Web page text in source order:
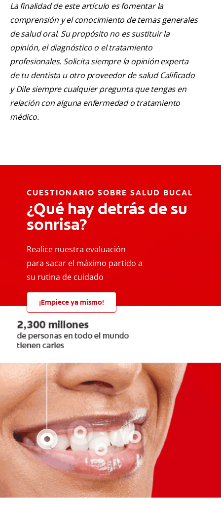
La finalidad de este artículo es fomentar la
comprensión y el conocimiento de temas generales
de salud oral. Su propósito no es sustituir la
opinión, el diagnóstico o el tratamiento
profesionales. Solicita siempre la opinión experta
de tu dentista u otro proveedor de salud Calificado
y Dile siempre cualquier pregunta que tengas en
relación con alguna enfermedad o tratamiento
médico.
CUESTIONARIO SOBRE SALUD BUCAL
¿Qué hay detrás de su
sonrisa?
Realice nuestra evaluación
para sacar el máximo partido a
su rutina de cuidado
¡Empiece ya mismo!